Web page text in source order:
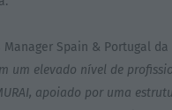
Manager Spain & Portugal
um elevado nível de
apoiado por uma